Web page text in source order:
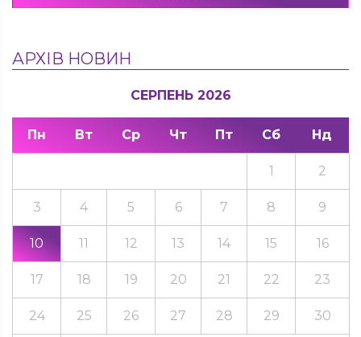
АРХІВ НОВИН
СЕРПЕНЬ 2026
Пн Вт Ср Чт Пт Сб Нд
1 2
3 4 5 6 7 8 9
10 11 12 13 14 15 16
17 18 19 20 21 22 23
24 25 26 27 28 29 30